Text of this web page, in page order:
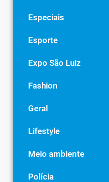
Especiais
Esporte
Expo São Luiz
Fashion
Geral
Lifestyle
Meio ambiente
Polícia